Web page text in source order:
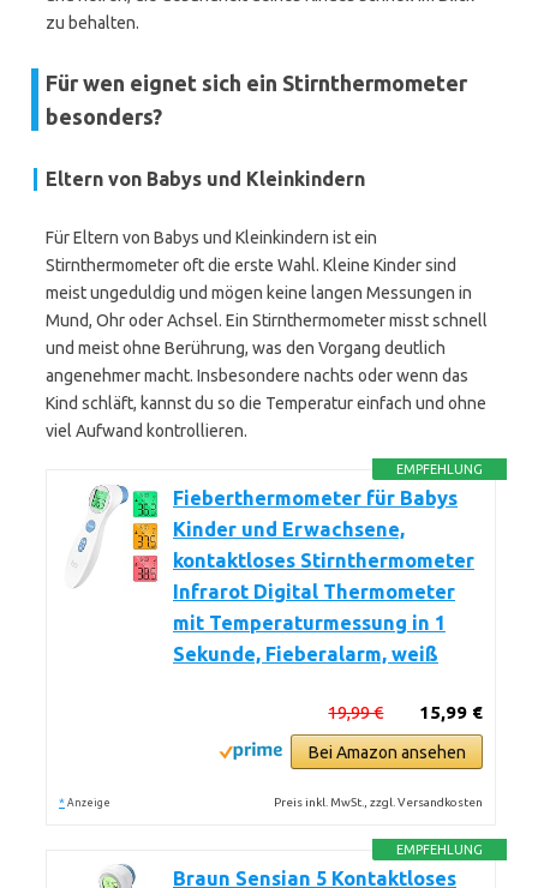
zu behalten.
Für wen eignet sich ein Stirnthermometer
besonders?
Eltern von Babys und Kleinkindern
Für Eltern von Babys und Kleinkindern ist ein
Stirnthermometer oft die erste Wahl. Kleine Kinder sind
meist ungeduldig und mögen keine langen Messungen in
Mund, Ohr oder Achsel. Ein Stirnthermometer misst schnell
und meist ohne Berührung, was den Vorgang deutlich
angenehmer macht. Insbesondere nachts oder wenn das
Kind schläft, kannst du so die Temperatur einfach und ohne
viel Aufwand kontrollieren.
EMPFEHLUNG
Fieberthermometer für Babys
Kinder und Erwachsene,
kontaktloses Stirnthermometer
Infrarot Digital Thermometer
mit Temperaturmessung in 1
Sekunde, Fieberalarm, weiß
15,99 €
19,99 €
Bei Amazon ansehen
* Anzeige Preis inkl. MwSt., zzgl. Versandkosten
EMPFEHLUNG
Braun Sensian 5 Kontaktloses